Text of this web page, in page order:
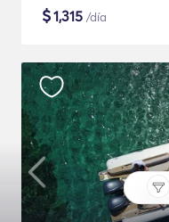
$1,315 /día